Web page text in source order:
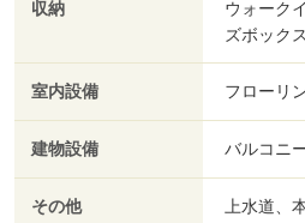
収納
ウォーク
ズボックス
室内設備 フローリ
建物設備 バルコニ
その他 上水道、